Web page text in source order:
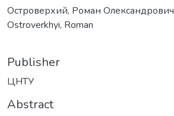
Островерхий, Роман Олександрович
Ostroverkhyi, Roman
Publisher
ЦНТУ
Abstract